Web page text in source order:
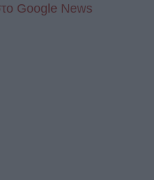
Google News